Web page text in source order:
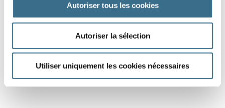
Autoriser tous les cookies
Autoriser la sélection
Utiliser uniquement les cookies nécessaires